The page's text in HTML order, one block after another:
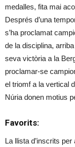
medalles, fita mai
Després d’una
s’ha proclamat
de la disciplina,
seva victòria a la
proclamar-se
el triomf a la vertical
Núria donen motius
Favorits:
La llista d’inscrits